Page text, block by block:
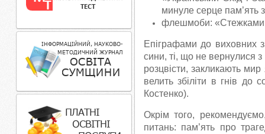
минуле серце пам’ять
флешмоби: «Стежками
Епіграфами до виховних
сини, ті, що не вернулися з
розцвісти, закликають
велить збіліти в гнів до
Костенко).
Окрім того,
питань: пам’ять про